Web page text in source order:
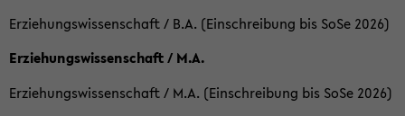
Erziehungswissenschaft / B.A. (Einschreibung bis SoSe 2026)
Erziehungswissenschaft / M.A.
Erziehungswissenschaft / M.A. (Einschreibung bis SoSe 2026)